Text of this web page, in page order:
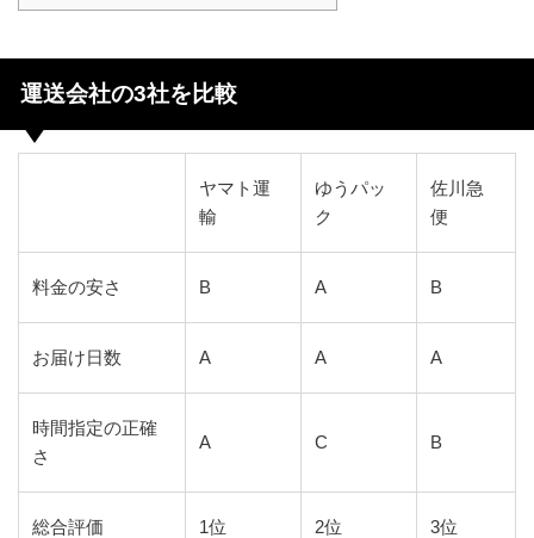
運送会社の3社を比較
ヤマト運
輸
ゆうパッ
ク
佐川急
便
料金の安さ B A B
お届け日数 A A A
時間指定の正確
さ
A C B
総合評価 1位 2位 3位